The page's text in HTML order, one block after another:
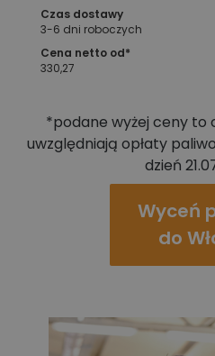
3-6 dni roboczych
330,27
*podane wyżej ceny to
uwzględniają opłaty
dzień
Wyceń
do